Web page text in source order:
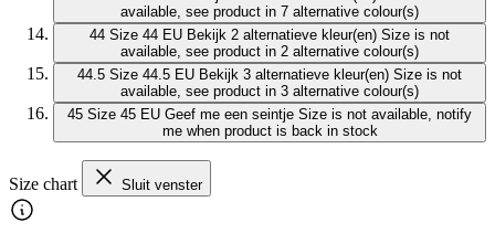
available, see product in 7 alternative colour(s)
44 Size 44 EU Bekijk 2 alternatieve kleur(en) Size is not
available, see product in 2 alternative colour(s)
44.5 Size 44.5 EU Bekijk 3 alternatieve kleur(en) Size is not
available, see product in 3 alternative colour(s)
45 Size 45 EU Geef me een seintje Size is not available, notify
me when product is back in stock
Size chart Sluit venster